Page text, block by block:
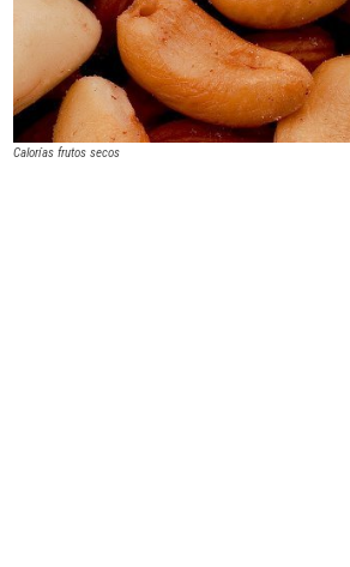
Calorías frutos secos